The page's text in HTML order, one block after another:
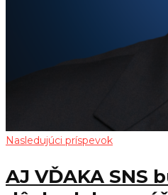
Nasledujúci príspevok
AJ VĎAKA SNS